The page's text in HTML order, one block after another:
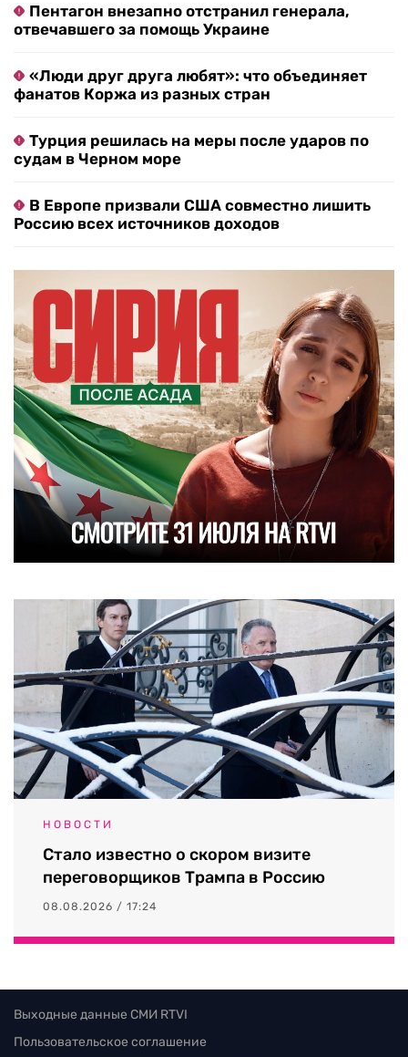
Пентагон внезапно отстранил генерала,
отвечавшего за помощь Украине
«Люди друг друга любят»: что объединяет
фанатов Коржа из разных стран
Турция решилась на меры после ударов по
судам в Черном море
В Европе призвали США совместно лишить
Россию всех источников доходов
НОВОСТИ
Стало известно о скором визите
переговорщиков Трампа в Россию
08.08.2026 / 17:24
Выходные данные СМИ RTVI
Пользовательское соглашение